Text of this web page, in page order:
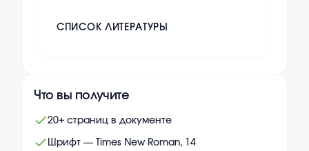
СПИСОК ЛИТЕРАТУРЫ
Что вы получите
20+ страниц в документе
Шрифт — Times New Roman, 14